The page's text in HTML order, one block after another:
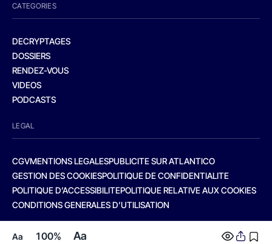
Aa 100% Aa
CATEGORIES
DECRYPTAGES
DOSSIERS
RENDEZ-VOUS
VIDEOS
PODCASTS
LEGAL
CGVMENTIONS LEGALESPUBLICITE SUR ATLANTICO
GESTION DES COOKIESPOLITIQUE DE CONFIDENTIALITE
POLITIQUE D’ACCESSIBILITEPOLITIQUE RELATIVE AUX COOKIES
CONDITIONS GENERALES D’UTILISATION